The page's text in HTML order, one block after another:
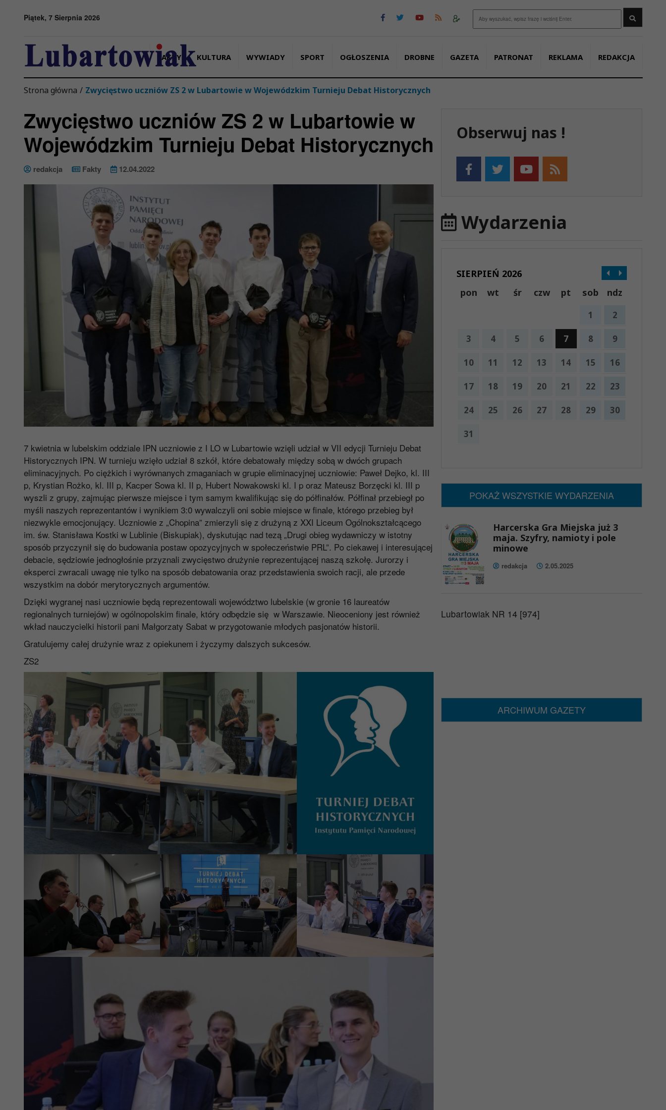
Piątek, 7 Sierpnia 2026
FAKTY KULTURA WYWIADY SPORT OGŁOSZENIA DROBNE GAZETA PATRONAT REKLAMA REDAKCJA
Strona główna / Zwycięstwo uczniów ZS 2 w Lubartowie w Wojewódzkim Turnieju Debat Historycznych
Zwycięstwo uczniów ZS 2 w Lubartowie w
Wojewódzkim Turnieju Debat Historycznych
redakcja Fakty 12.04.2022
7 kwietnia w lubelskim oddziale IPN uczniowie z I LO w Lubartowie wzięli udział w VII edycji Turnieju Debat
Historycznych IPN. W turnieju wzięło udział 8 szkół, które debatowały między sobą w dwóch grupach
eliminacyjnych. Po ciężkich i wyrównanych zmaganiach w grupie eliminacyjnej uczniowie: Paweł Dejko, kl. III
p, Krystian Rożko, kl. III p, Kacper Sowa kl. II p, Hubert Nowakowski kl. I p oraz Mateusz Borzęcki kl. III p
wyszli z grupy, zajmując pierwsze miejsce i tym samym kwalifikując się do półfinałów. Półfinał przebiegł po
myśli naszych reprezentantów i wynikiem 3:0 wywalczyli oni sobie miejsce w finale, którego przebieg był
niezwykle emocjonujący. Uczniowie z „Chopina” zmierzyli się z drużyną z XXI Liceum Ogólnokształcącego
im. św. Stanisława Kostki w Lublinie (Biskupiak), dyskutując nad tezą „Drugi obieg wydawniczy w istotny
sposób przyczynił się do budowania postaw opozycyjnych w społeczeństwie PRL”. Po ciekawej i interesującej
debacie, sędziowie jednogłośnie przyznali zwycięstwo drużynie reprezentującej naszą szkołę. Jurorzy i
eksperci zwracali uwagę nie tylko na sposób debatowania oraz przedstawienia swoich racji, ale przede
wszystkim na dobór merytorycznych argumentów.
Dzięki wygranej nasi uczniowie będą reprezentowali województwo lubelskie (w gronie 16 laureatów
regionalnych turniejów) w ogólnopolskim finale, który odbędzie się w Warszawie. Nieoceniony jest również
wkład nauczycielki historii pani Małgorzaty Sabat w przygotowanie młodych pasjonatów historii.
Gratulujemy całej drużynie wraz z opiekunem i życzymy dalszych sukcesów.
ZS2
Obserwuj nas !
Wydarzenia
SIERPIEŃ 2026
pon
wt śr czw pt sob ndz
1 2
3 4 5 6 7 8 9
10 11 12 13 14 15 16
17 18 19 20 21 22 23
24 25 26 27 28 29 30
31
POKAŻ WSZYSTKIE WYDARZENIA
Harcerska Gra Miejska już 3
maja. Szyfry, namioty i pole
minowe
redakcja 2.05.2025
Lubartowiak NR 14 [974]
ARCHIWUM GAZETY